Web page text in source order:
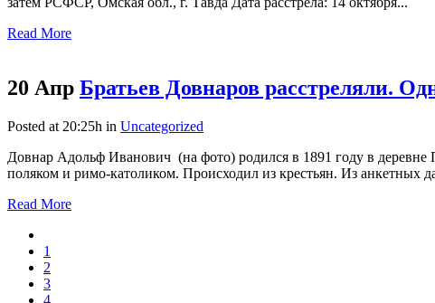
Read More
20 Апр Братьев Довнаров расстреляли.
Posted at 20:25h in Uncategorized
Довнар Адольф Иванович (на фото) родился в 1891 году в
поляком и римо-католиком. Происходил из крестьян. Из
Read More
1
2
3